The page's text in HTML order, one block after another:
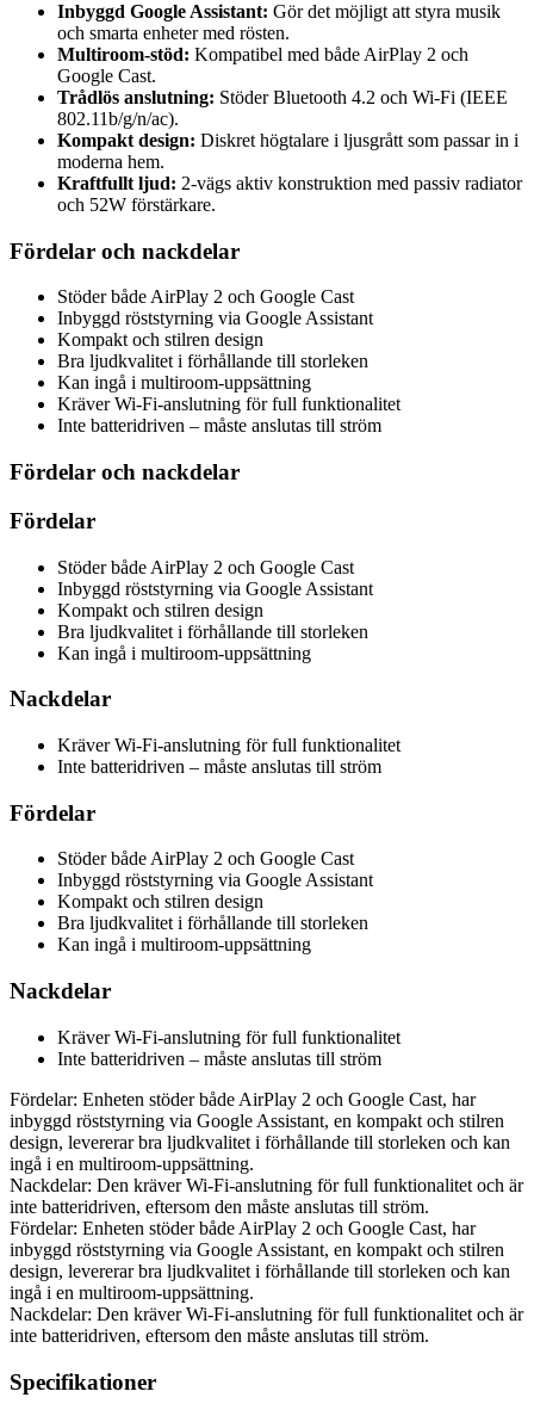
Inbyggd Google Assistant: Gör det möjligt att styra musik
och smarta enheter med rösten.
Multiroom-stöd: Kompatibel med både AirPlay 2 och
Google Cast.
Trådlös anslutning: Stöder Bluetooth 4.2 och Wi-Fi (IEEE
802.11b/g/n/ac).
Kompakt design: Diskret högtalare i ljusgrått som passar in i
moderna hem.
Kraftfullt ljud: 2-vägs aktiv konstruktion med passiv radiator
och 52W förstärkare.
Fördelar och nackdelar
Stöder både AirPlay 2 och Google Cast
Inbyggd röststyrning via Google Assistant
Kompakt och stilren design
Bra ljudkvalitet i förhållande till storleken
Kan ingå i multiroom-uppsättning
Kräver Wi-Fi-anslutning för full funktionalitet
Inte batteridriven – måste anslutas till ström
Fördelar och nackdelar
Fördelar
Stöder både AirPlay 2 och Google Cast
Inbyggd röststyrning via Google Assistant
Kompakt och stilren design
Bra ljudkvalitet i förhållande till storleken
Kan ingå i multiroom-uppsättning
Nackdelar
Kräver Wi-Fi-anslutning för full funktionalitet
Inte batteridriven – måste anslutas till ström
Fördelar
Stöder både AirPlay 2 och Google Cast
Inbyggd röststyrning via Google Assistant
Kompakt och stilren design
Bra ljudkvalitet i förhållande till storleken
Kan ingå i multiroom-uppsättning
Nackdelar
Kräver Wi-Fi-anslutning för full funktionalitet
Inte batteridriven – måste anslutas till ström
Fördelar: Enheten stöder både AirPlay 2 och Google Cast, har
inbyggd röststyrning via Google Assistant, en kompakt och stilren
design, levererar bra ljudkvalitet i förhållande till storleken och kan
ingå i en multiroom-uppsättning.
Nackdelar: Den kräver Wi-Fi-anslutning för full funktionalitet och är
inte batteridriven, eftersom den måste anslutas till ström.
Fördelar: Enheten stöder både AirPlay 2 och Google Cast, har
inbyggd röststyrning via Google Assistant, en kompakt och stilren
design, levererar bra ljudkvalitet i förhållande till storleken och kan
ingå i en multiroom-uppsättning.
Nackdelar: Den kräver Wi-Fi-anslutning för full funktionalitet och är
inte batteridriven, eftersom den måste anslutas till ström.
Specifikationer